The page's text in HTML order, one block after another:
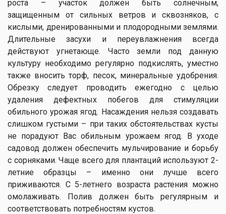
роста – участок должен быть солнечным,
защищенным от сильных ветров и сквозняков, с
кислыми, дренированными и плодородными землями.
Длительные засухи и переувлажнения всегда
действуют угнетающе. Часто земли под данную
культуру необходимо регулярно подкислять, уместно
также вносить торф, песок, минеральные удобрения.
Обрезку следует проводить ежегодно с целью
удаления дефектных побегов для стимуляции
обильного урожая ягод. Насаждения нельзя создавать
слишком густыми – при таких обстоятельствах кусты
не порадуют Вас обильным урожаем ягод. В уходе
садовод должен обеспечить мульчирование и борьбу
с сорняками. Чаще всего для плантаций используют 2-
летние образцы – именно они лучше всего
приживаются. С 5-летнего возраста растения можно
омолаживать. Полив должен быть регулярным и
соответствовать потребностям кустов.